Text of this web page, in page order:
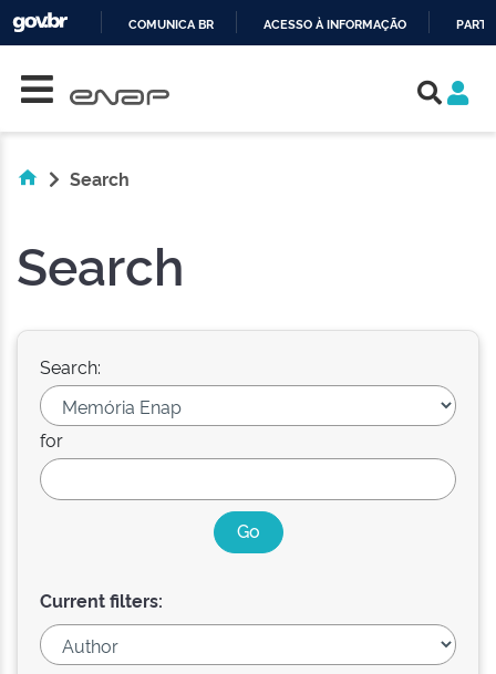
COMUNICA BR ACESSO À INFORMAÇÃO
Search
Search
Search:
for
Current filters: